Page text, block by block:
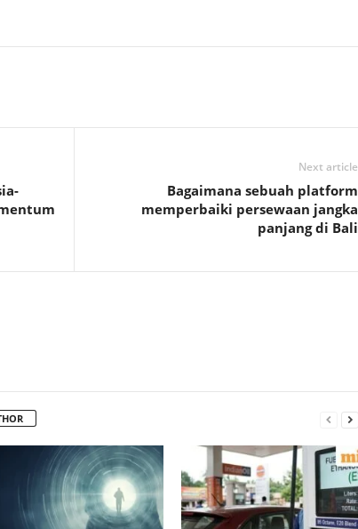
Next article
Bagaimana sebuah platform
memperbaiki persewaan jangka
panjang di Bali